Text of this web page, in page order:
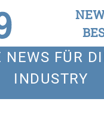
NEWS FÜR
INDUSTRY